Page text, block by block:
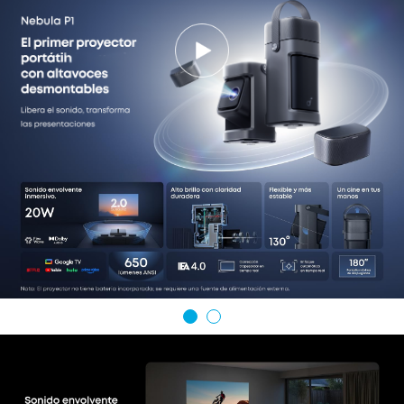
Netflix oficial, sin necesidad de instalar apps ni
dispositivos adicionales.